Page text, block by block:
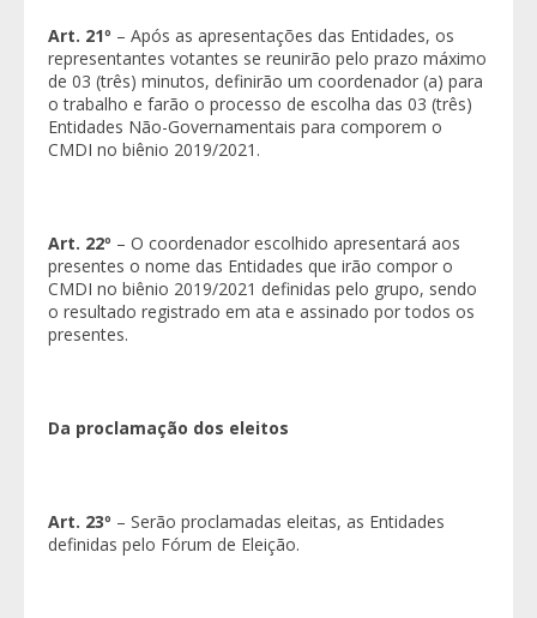
Art. 21º – Após as apresentações das Entidades, os
representantes votantes se reunirão pelo prazo máximo
de 03 (três) minutos, definirão um coordenador (a) para
o trabalho e farão o processo de escolha das 03 (três)
Entidades Não-Governamentais para comporem o
CMDI no biênio 2019/2021.
Art. 22º – O coordenador escolhido apresentará aos
presentes o nome das Entidades que irão compor o
CMDI no biênio 2019/2021 definidas pelo grupo, sendo
o resultado registrado em ata e assinado por todos os
presentes.
Da proclamação dos eleitos
Art. 23º – Serão proclamadas eleitas, as Entidades
definidas pelo Fórum de Eleição.